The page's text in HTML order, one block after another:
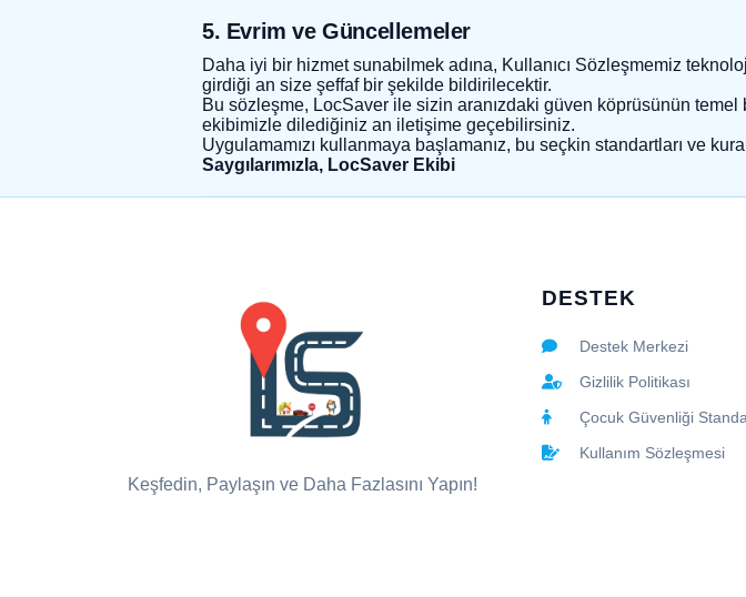
5. Evrim ve Güncellemeler
Daha iyi bir hizmet sunabilmek adına, Kullanıcı Sözleşmemiz
girdiği an size şeffaf bir şekilde bildirilecektir.
Bu sözleşme, LocSaver ile sizin aranızdaki güven köprüsünün
ekibimizle dilediğiniz an iletişime geçebilirsiniz.
Uygulamamızı kullanmaya başlamanız, bu seçkin standartları ve
Saygılarımızla, LocSaver Ekibi
Keşfedin, Paylaşın ve Daha Fazlasını Yapın!
DESTEK
Destek Merkezi
Gizlilik Politikası
Çocuk Güvenliği
Kullanım Sözleşmesi